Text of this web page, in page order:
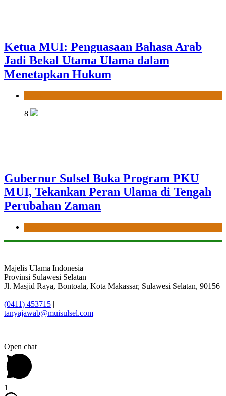
Ketua MUI: Penguasaan Bahasa Arab
Jadi Bekal Utama Ulama dalam
Menetapkan Hukum
8
Gubernur Sulsel Buka Program PKU
MUI, Tekankan Peran Ulama di Tengah
Perubahan Zaman
Majelis Ulama Indonesia
Provinsi Sulawesi Selatan
Jl. Masjid Raya, Bontoala, Kota Makassar, Sulawesi Selatan, 90156
|
(0411) 453715 |
tanyajawab@muisulsel.com
Open chat
1